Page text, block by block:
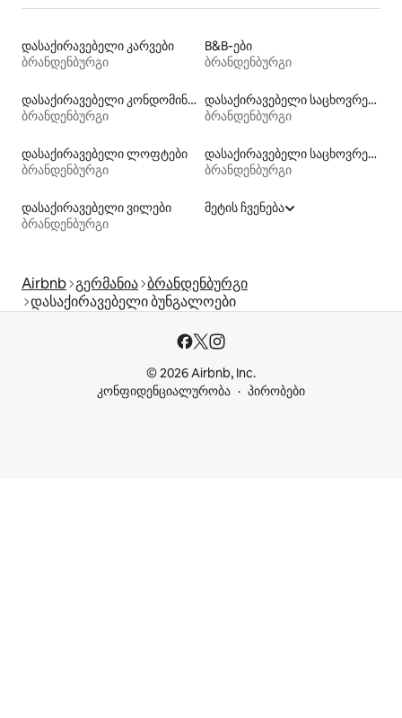
დასაქირავებელი კარვები
ბრანდენბურგი
B&B‑ები
ბრანდენბურგი
დასაქირავებელი კონდომინიუმები
ბრანდენბურგი
დასაქირავებელი საცხოვრებლები პლაჟზე გასასვლელით
ბრანდენბურგი
დასაქირავებელი ლოფტები
ბრანდენბურგი
დასაქირავებელი საცხოვრებლები ადაპტირებული სიმაღლის საწოლით
ბრანდენბურგი
დასაქირავებელი ვილები
ბრანდენბურგი
მეტის ჩვენება
Airbnb გერმანია ბრანდენბურგი
დასაქირავებელი ბუნგალოები
© 2026 Airbnb, Inc.
კონფიდენციალურობა
პირობები